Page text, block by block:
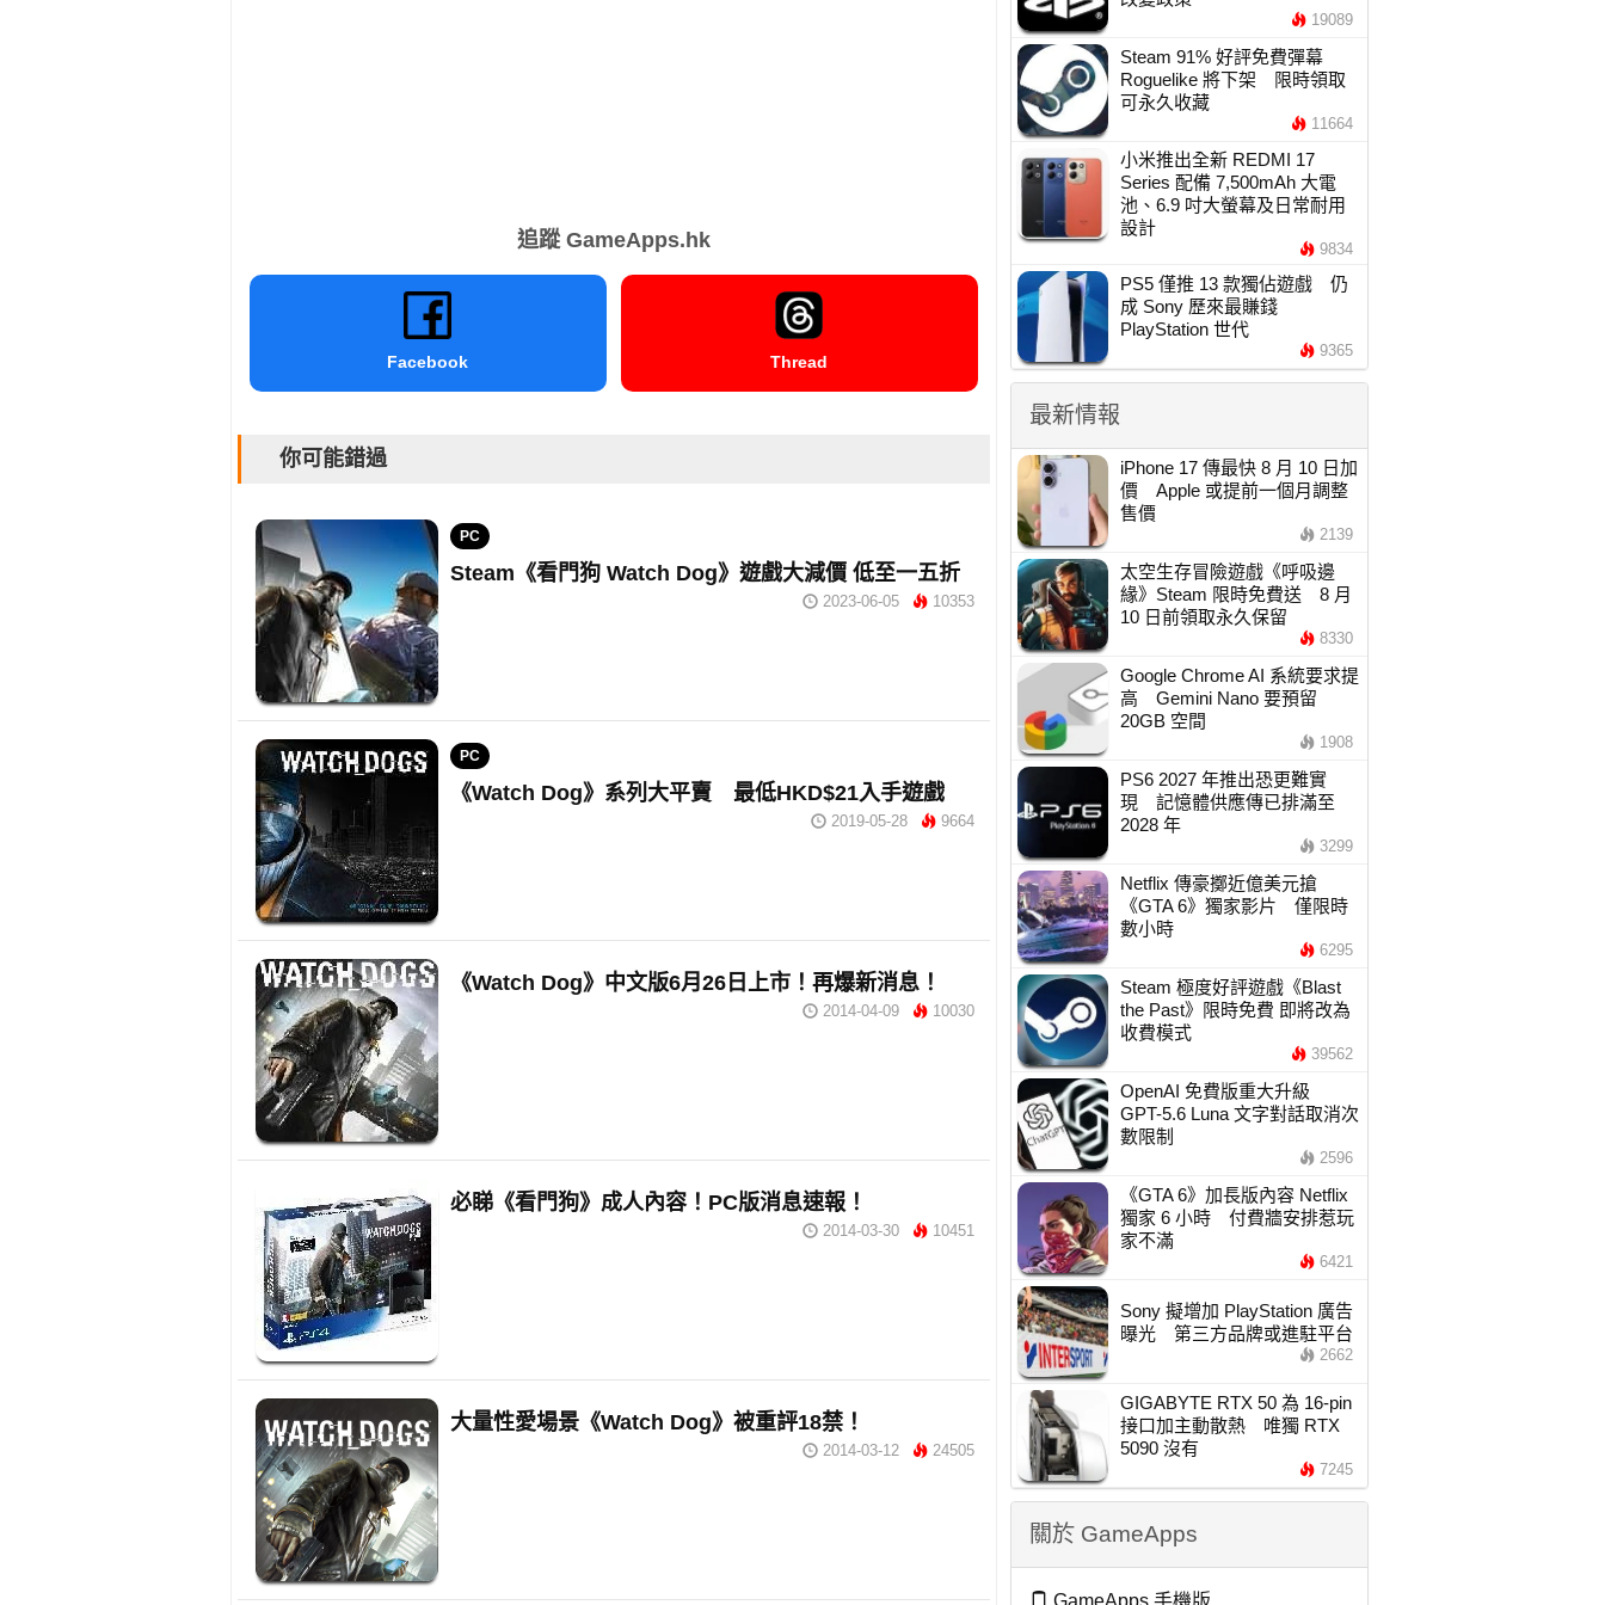
追蹤 GameApps.hk
Facebook Thread
你可能錯過
PC
Steam《看門狗 Watch Dog》遊戲大減價 低至一五折
2023-06-05 10353
PC
《Watch Dog》系列大平賣 最低HKD$21入手遊戲
2019-05-28 9664
《Watch Dog》中文版6月26日上市！再爆新消息！
2014-04-09 10030
必睇《看門狗》成人內容！PC版消息速報！
2014-03-30 10451
大量性愛場景《Watch Dog》被重評18禁！
2014-03-12 24505
19089
Steam 91% 好評免費彈幕
Roguelike 將下架 限時領取
可永久收藏
11664
小米推出全新 REDMI 17
Series 配備 7,500mAh 大電
池、6.9 吋大螢幕及日常耐用
設計
9834
PS5 僅推 13 款獨佔遊戲 仍
成 Sony 歷來最賺錢
PlayStation 世代
9365
最新情報
iPhone 17 傳最快 8 月 10 日加
價 Apple 或提前一個月調整
售價
2139
太空生存冒險遊戲《呼吸邊
緣》Steam 限時免費送 8 月
10 日前領取永久保留
8330
Google Chrome AI 系統要求提
高 Gemini Nano 要預留
20GB 空間
1908
PS6 2027 年推出恐更難實
現 記憶體供應傳已排滿至
2028 年
3299
Netflix 傳豪擲近億美元搶
《GTA 6》獨家影片 僅限時
數小時
6295
Steam 極度好評遊戲《Blast
the Past》限時免費 即將改為
收費模式
39562
OpenAI 免費版重大升級
GPT-5.6 Luna 文字對話取消次
數限制
2596
《GTA 6》加長版內容 Netflix
獨家 6 小時 付費牆安排惹玩
家不滿
6421
Sony 擬增加 PlayStation 廣告
曝光 第三方品牌或進駐平台
2662
GIGABYTE RTX 50 為 16-pin
接口加主動散熱 唯獨 RTX
5090 沒有
7245
關於 GameApps
GameApps 手機版